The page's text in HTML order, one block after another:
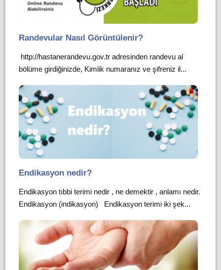
Randevular Nasıl Görüntülenir?
http://hastanerandevu.gov.tr adresinden randevu al
bölüme girdiğinizde, Kimlik numaranız ve şifreniz il...
Endikasyon nedir?
Endikasyon tıbbi terimi nedir , ne demektir , anlamı nedir.
Endikasyon (indikasyon) Endikasyon terimi iki şek...